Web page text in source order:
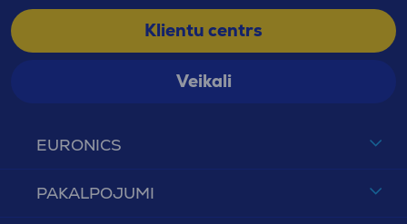
EURONICS
PAKALPOJUMI
Klientu centrs
Veikali